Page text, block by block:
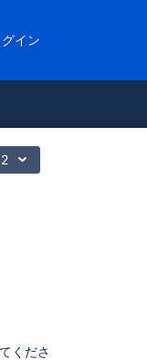
グイン
くださ